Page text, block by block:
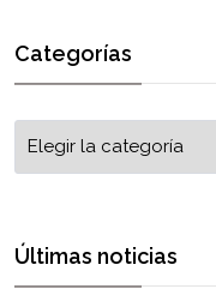
Categorías
Últimas noticias